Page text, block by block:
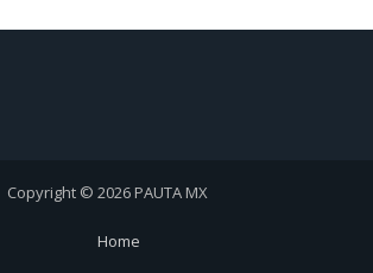
Copyright © 2026 PAUTA MX
Home